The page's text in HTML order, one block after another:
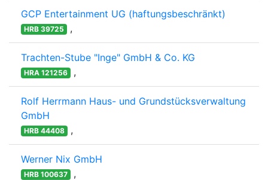
GCP Entertainment UG (haftungsbeschränkt)
HRB 39725 ,
Trachten-Stube "Inge" GmbH & Co. KG
HRA 121256 ,
Rolf Herrmann Haus- und Grundstücksverwaltung
GmbH
HRB 44408 ,
Werner Nix GmbH
HRB 100637 ,